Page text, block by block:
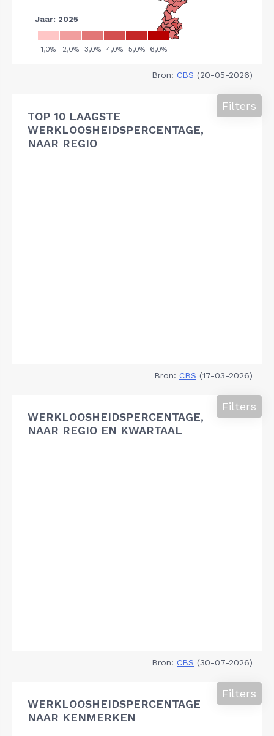
Bron: CBS (20-05-2026)
TOP 10 LAAGSTE
WERKLOOSHEIDSPERCENTAGE,
NAAR REGIO
Filters
Bron: CBS (17-03-2026)
WERKLOOSHEIDSPERCENTAGE,
NAAR REGIO EN KWARTAAL
Filters
Bron: CBS (30-07-2026)
WERKLOOSHEIDSPERCENTAGE
NAAR KENMERKEN
Filters